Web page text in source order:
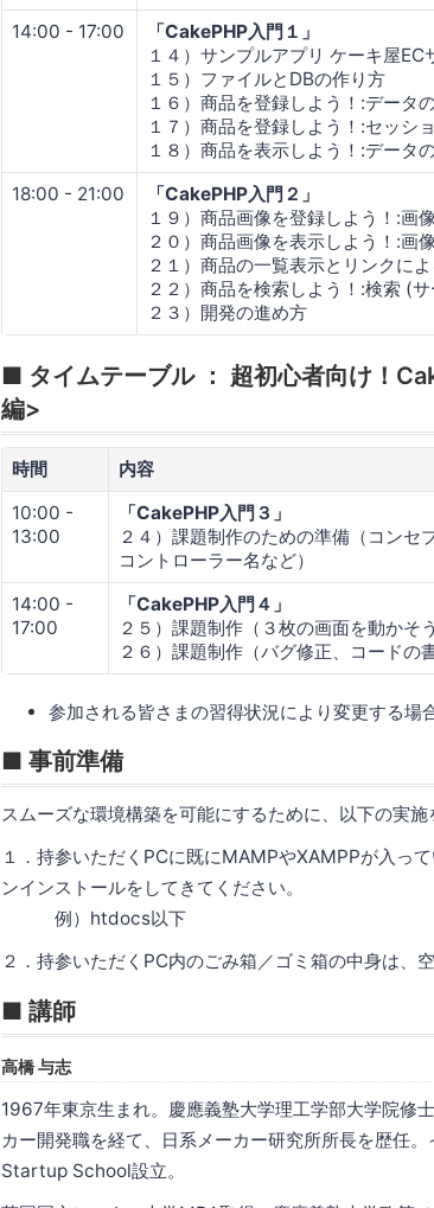
14:00 - 17:00
「CakePHP入門１」
１４）サンプルアプリ ケーキ屋
１５）ファイルとDBの作り方
１６）商品を登録しよう！:データ
１７）商品を登録しよう！:セッシ
１８）商品を表示しよう！:データ
18:00 - 21:00
「CakePHP入門２」
１９）商品画像を登録しよう！:画
２０）商品画像を表示しよう！:画
２１）商品の一覧表示とリンクに
２２）商品を検索しよう！:検索 (
２３）開発の進め方
■ タイムテーブル ： 超初心者向け！
編>
時間
内容
10:00 -
13:00
「CakePHP入門３」
２４）課題制作のための準備（コン
コントローラー名など）
14:00 -
17:00
「CakePHP入門４」
２５）課題制作（３枚の画面を動かそう
２６）課題制作（バグ修正、コードの
参加される皆さまの習得状況により変更する
■ 事前準備
スムーズな環境構築を可能にするために、以下の実施
１．持参いただくPCに既にMAMPやXAMPPが入っ
ンインストールをしてきてください。
例）htdocs以下
２．持参いただくPC内のごみ箱／ゴミ箱の中身は、
■ 講師
高橋 与志
1967年東京生まれ。慶應義塾大学理工学部大学院修
カー開発職を経て、日系メーカー研究所所長を歴任
Startup School設立。